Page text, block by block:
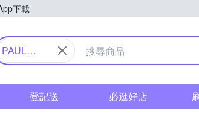
下載
購物中心
PAUL
登記送 必逛好店